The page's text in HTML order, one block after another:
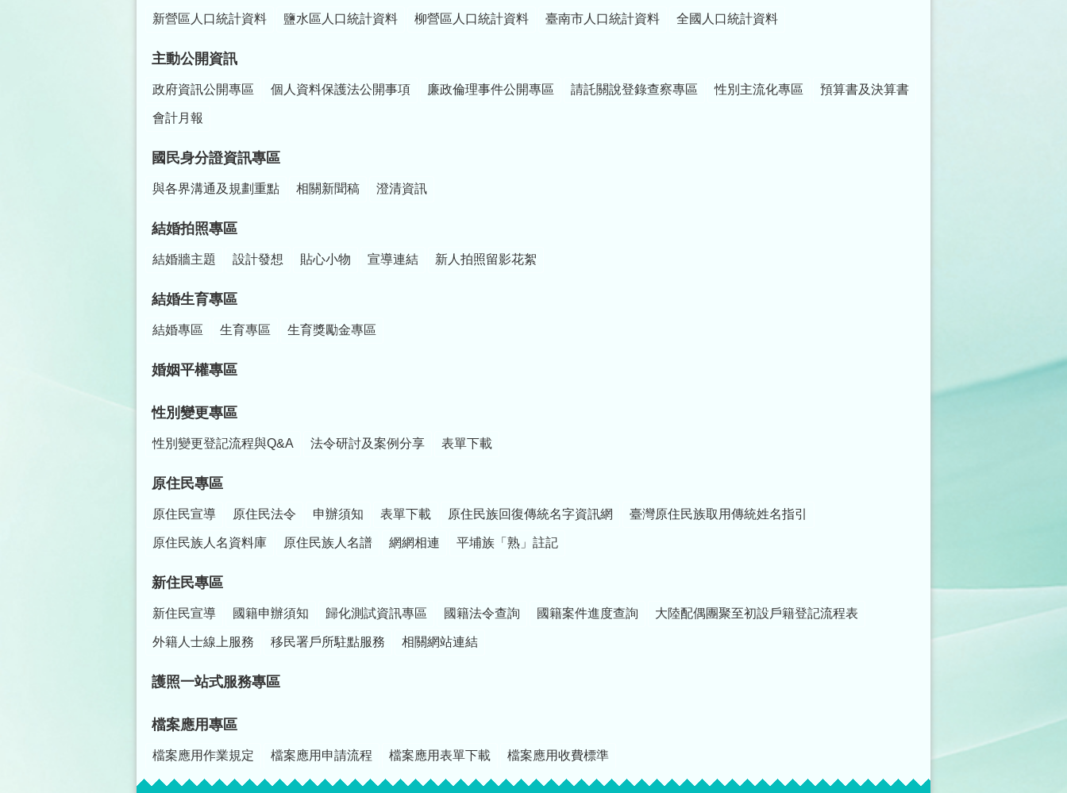
新營區人口統計資料 鹽水區人口統計資料 柳營區人口統計資料 臺南市人口統計資料 全國人口統計資料
主動公開資訊
政府資訊公開專區 個人資料保護法公開事項 廉政倫理事件公開專區 請託關說登錄查察專區 性別主流化專區 預算書及決算書
會計月報
國民身分證資訊專區
與各界溝通及規劃重點 相關新聞稿 澄清資訊
結婚拍照專區
結婚牆主題 設計發想 貼心小物 宣導連結 新人拍照留影花絮
結婚生育專區
結婚專區 生育專區 生育獎勵金專區
婚姻平權專區
性別變更專區
性別變更登記流程與Q&A 法令研討及案例分享 表單下載
原住民專區
原住民宣導 原住民法令 申辦須知 表單下載 原住民族回復傳統名字資訊網 臺灣原住民族取用傳統姓名指引
原住民族人名資料庫 原住民族人名譜 網網相連 平埔族「熟」註記
新住民專區
新住民宣導 國籍申辦須知 歸化測試資訊專區 國籍法令查詢 國籍案件進度查詢 大陸配偶團聚至初設戶籍登記流程表
外籍人士線上服務 移民署戶所駐點服務 相關網站連結
護照一站式服務專區
檔案應用專區
檔案應用作業規定 檔案應用申請流程 檔案應用表單下載 檔案應用收費標準